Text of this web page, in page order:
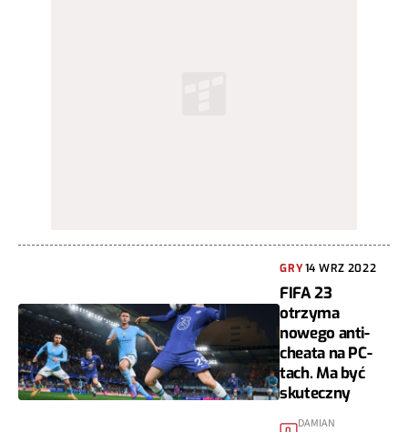
GRY14 WRZ 2022
FIFA 23
otrzyma
nowego anti-
cheata na PC-
tach. Ma być
skuteczny
DAMIAN